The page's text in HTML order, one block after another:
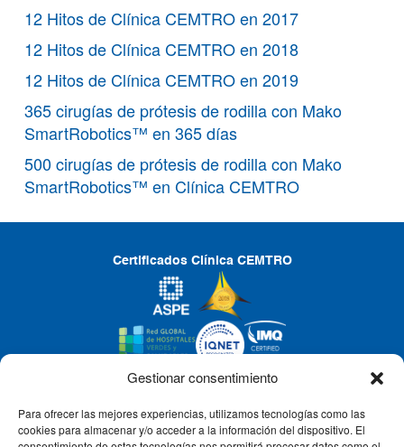
Gestionar consentimiento
Para ofrecer las mejores experiencias, utilizamos tecnologías como las
cookies para almacenar y/o acceder a la información del dispositivo. El
12 Hitos de Clínica CEMTRO en 2017
12 Hitos de Clínica CEMTRO en 2018
12 Hitos de Clínica CEMTRO en 2019
365 cirugías de prótesis de rodilla con Mako
SmartRobotics™ en 365 días
500 cirugías de prótesis de rodilla con Mako
SmartRobotics™ en Clínica CEMTRO
Certificados Clínica CEMTRO
CLÍNICA CEMTRO